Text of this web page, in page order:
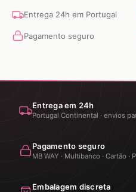
Entrega 24h em Portugal
Pagamento seguro
Entrega em 24h
Portugal Continental · envios
Pagamento seguro
MB WAY · Multibanco · Cartão ·
Embalagem discreta